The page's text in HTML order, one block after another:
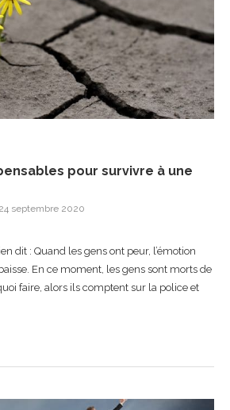
pour survivre à une
24 septembre 2020
dit : Quand les gens ont peur, l’émotion
En ce moment, les gens sont morts de
faire, alors ils comptent sur la police et